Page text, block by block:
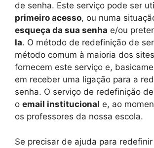
de senha. Este serviço pode ser
primeiro acesso, ou numa
esqueça da sua senha e/ou
la. O método de redefinição de
método comum à maioria dos
fornecem este serviço e,
em receber uma ligação para a
senha. O serviço de redefinição
o email institucional e, ao
os professores da nossa escola.
Se precisar de ajuda para